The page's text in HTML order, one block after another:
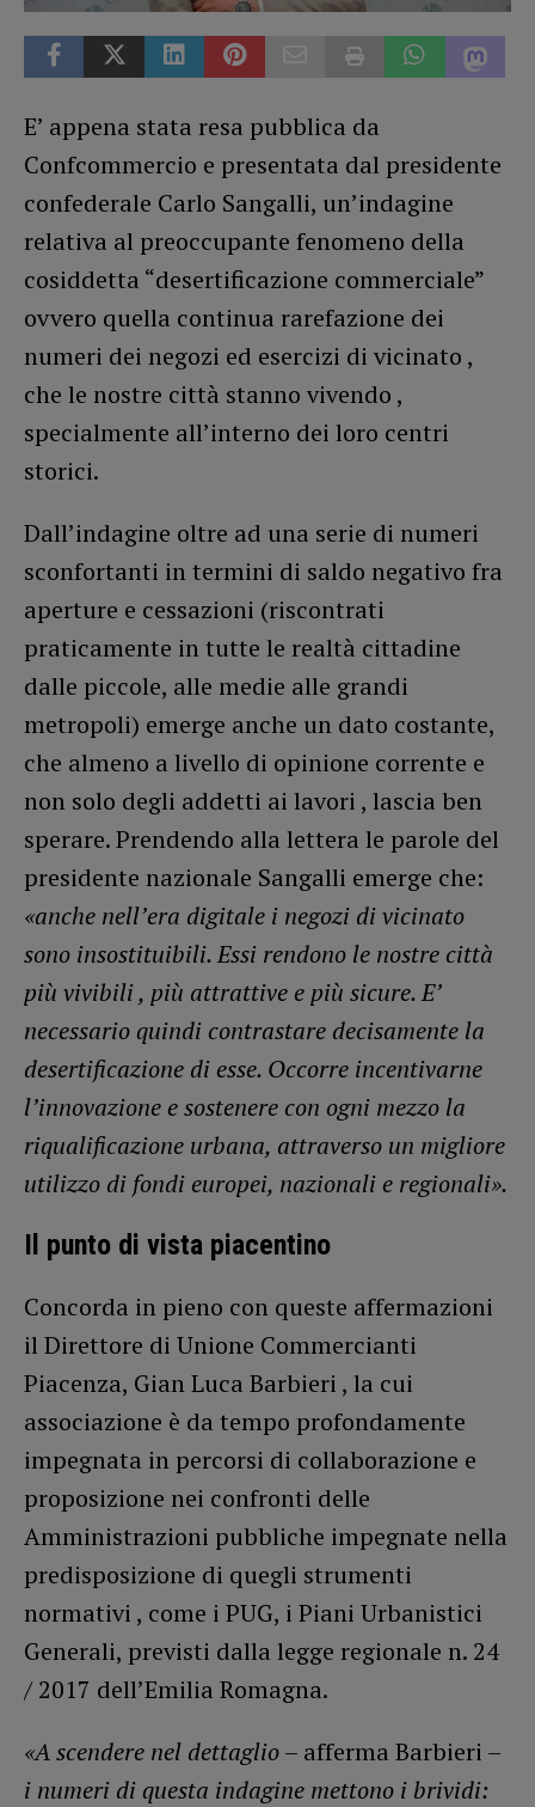
E’ appena stata resa pubblica da
Confcommercio e presentata dal presidente
confederale Carlo Sangalli, un’indagine
relativa al preoccupante fenomeno della
cosiddetta “desertificazione commerciale”
ovvero quella continua rarefazione dei
numeri dei negozi ed esercizi di vicinato ,
che le nostre città stanno vivendo ,
specialmente all’interno dei loro centri
storici.
Dall’indagine oltre ad una serie di numeri
sconfortanti in termini di saldo negativo fra
aperture e cessazioni (riscontrati
praticamente in tutte le realtà cittadine
dalle piccole, alle medie alle grandi
metropoli) emerge anche un dato costante,
che almeno a livello di opinione corrente e
non solo degli addetti ai lavori , lascia ben
sperare. Prendendo alla lettera le parole del
presidente nazionale Sangalli emerge che:
«anche nell’era digitale i negozi di vicinato
sono insostituibili. Essi rendono le nostre città
più vivibili , più attrattive e più sicure. E’
necessario quindi contrastare decisamente la
desertificazione di esse. Occorre incentivarne
l’innovazione e sostenere con ogni mezzo la
riqualificazione urbana, attraverso un migliore
utilizzo di fondi europei, nazionali e regionali».
Il punto di vista piacentino
Concorda in pieno con queste affermazioni
il Direttore di Unione Commercianti
Piacenza, Gian Luca Barbieri , la cui
associazione è da tempo profondamente
impegnata in percorsi di collaborazione e
proposizione nei confronti delle
Amministrazioni pubbliche impegnate nella
predisposizione di quegli strumenti
normativi , come i PUG, i Piani Urbanistici
Generali, previsti dalla legge regionale n. 24
/ 2017 dell’Emilia Romagna.
«A scendere nel dettaglio– afferma Barbieri –
i numeri di questa indagine mettono i brividi: